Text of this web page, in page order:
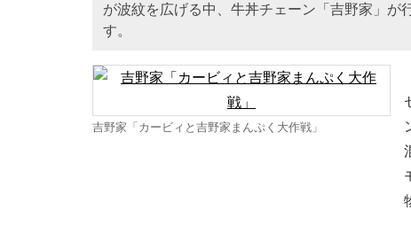
が波紋を広げる中、牛丼チェーン「吉野家」が
す。
吉野家「カービィと吉野家まんぷく大作戦」